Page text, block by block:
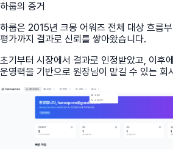
하룹의 증거
하룹은 2015년 크몽 어워즈 전체 대상 흐름
평가까지 결과로 신뢰를 쌓아왔습니다.
초기부터 시장에서 결과로 인정받았고, 이후
운영력을 기반으로 원장님이 맡길 수 있는 회